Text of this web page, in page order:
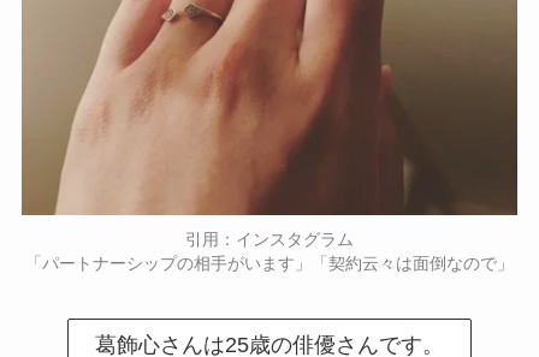
引用：インスタグラム
「パートナーシップの相手がいます」「契約云々は面倒なので」
葛飾心さんは25歳の俳優さんです。